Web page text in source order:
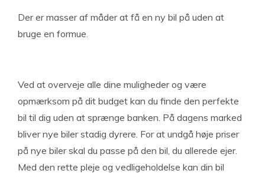
Der er masser af måder at få en ny bil på uden at
bruge en formue.
Ved at overveje alle dine muligheder og være
opmærksom på dit budget kan du finde den perfekte
bil til dig uden at sprænge banken. På dagens marked
bliver nye biler stadig dyrere. For at undgå høje priser
på nye biler skal du passe på den bil, du allerede ejer.
Med den rette pleje og vedligeholdelse kan din bil